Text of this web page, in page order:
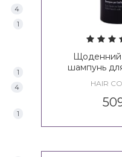
4
1
1
4
1
Щоденний
шампунь
For Men
HAIR